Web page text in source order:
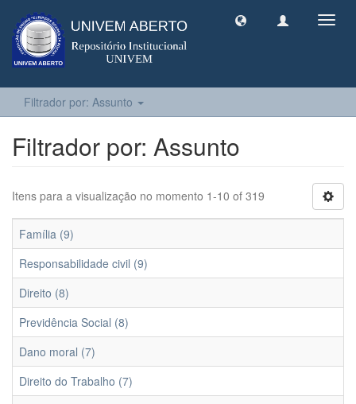
Filtrador por: Assunto
Filtrador por: Assunto
Itens para a visualização no momento 1-10 of 319
Família (9)
Responsabilidade civil (9)
Direito (8)
Previdência Social (8)
Dano moral (7)
Direito do Trabalho (7)